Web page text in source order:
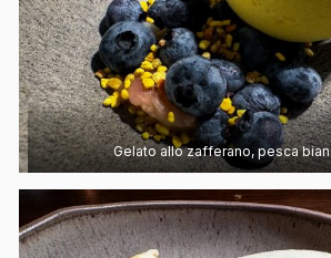
Gelato allo zafferano, pesca